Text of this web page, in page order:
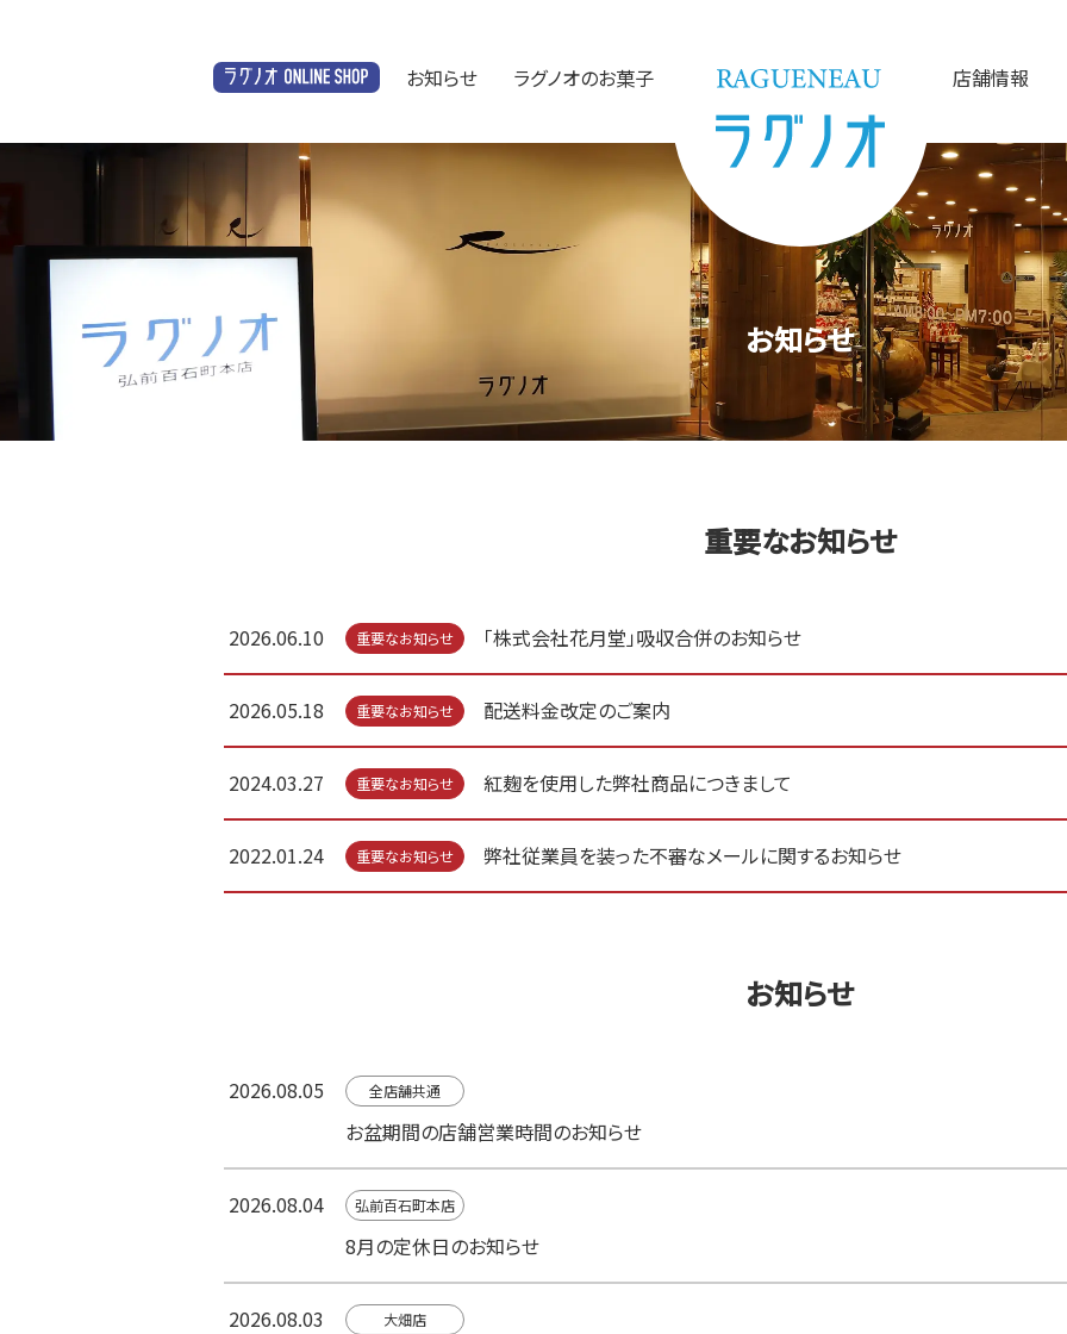
オンラインショップ
お知らせ ラグノオのお菓子 店舗情報
お知らせ
重要なお知らせ
2026.06.10 重要なお知らせ 「株式会社花月堂」吸収合併のお知らせ
2026.05.18 重要なお知らせ 配送料金改定のご案内
2024.03.27 重要なお知らせ 紅麹を使用した弊社商品につきまして
2022.01.24 重要なお知らせ 弊社従業員を装った不審なメールに関するお知らせ
お知らせ
2026.08.05 全店舗共通
お盆期間の店舗営業時間のお知らせ
2026.08.04 弘前百石町本店
8月の定休日のお知らせ
2026.08.03 大畑店